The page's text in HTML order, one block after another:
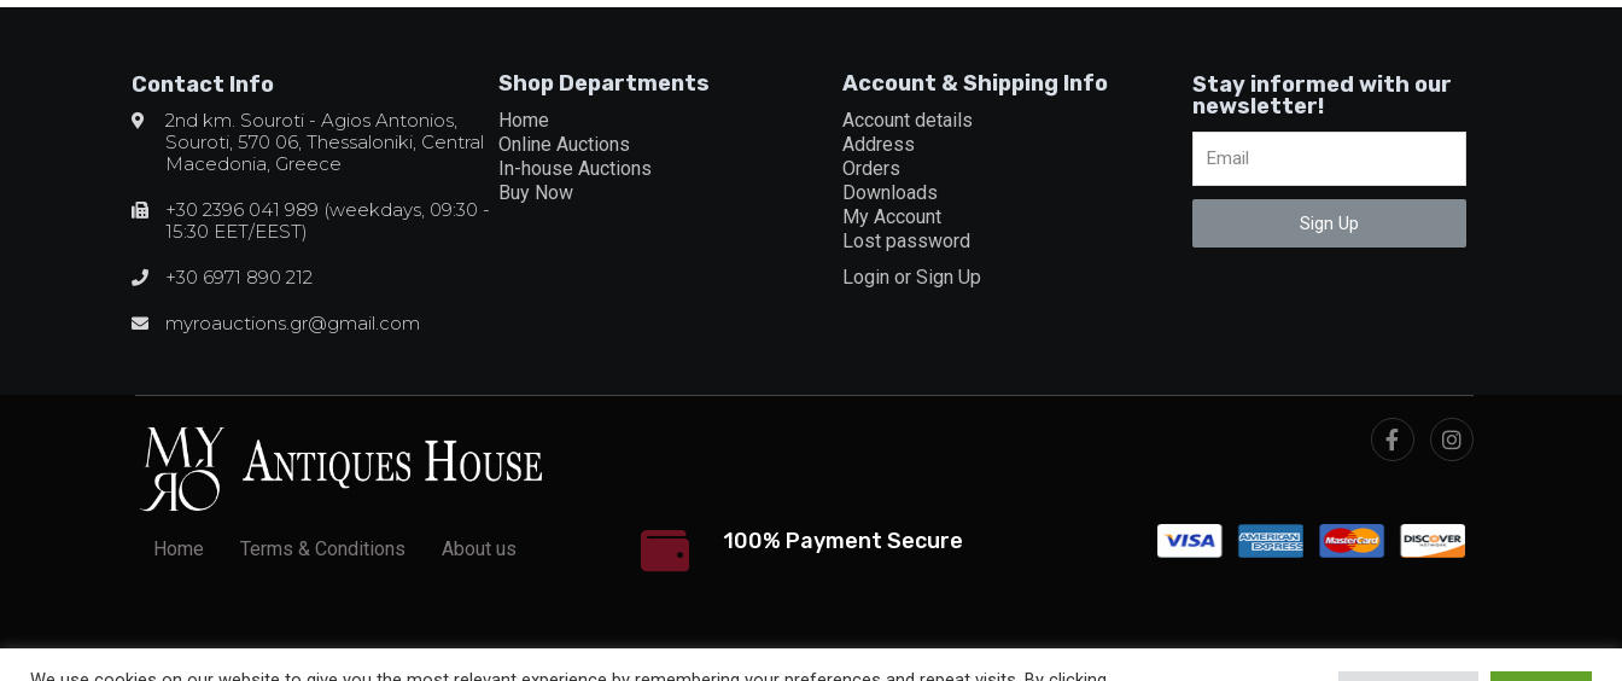
Contact Info
2nd km. Souroti - Agios Antonios,
Souroti, 570 06, Thessaloniki, Central
Macedonia, Greece
+30 2396 041 989 (weekdays, 09:30 -
15:30 EET/EEST)
+30 6971 890 212
myroauctions.gr@gmail.com
Shop Departments
Home
Online Auctions
In-house Auctions
Buy Now
Account & Shipping Info
Account details
Address
Orders
Downloads
My Account
Lost password
Login or Sign Up
Stay informed with our
newsletter!
Sign Up
Home Terms & Conditions About us 100% Payment Secure
© 2022 Myró Antiques House. All rights reserved.